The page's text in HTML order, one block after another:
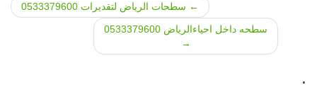
Post navigation
← سطحات الرياض لتقديرات 0533379600
سطحه داخل احياءالرياض 0533379600
→
.